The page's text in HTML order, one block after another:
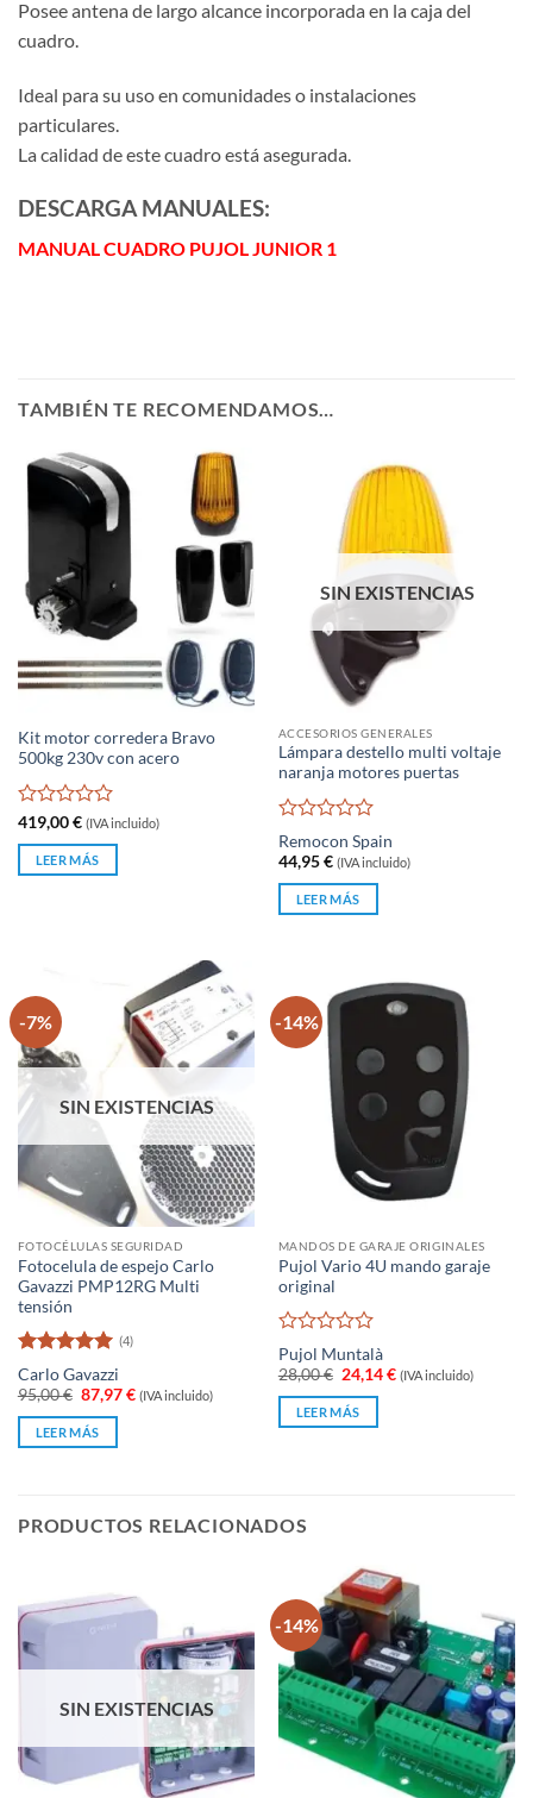
Posee antena de largo alcance incorporada en la caja del
cuadro.
Ideal para su uso en comunidades o instalaciones
particulares.
La calidad de este cuadro está asegurada.
DESCARGA MANUALES:
MANUAL CUADRO PUJOL JUNIOR 1
TAMBIÉN TE RECOMENDAMOS…
Kit motor corredera Bravo
500kg 230v con acero
Valorado
con
de
419,00€ (IVA incluido)
LEER MÁS
SIN EXISTENCIAS
ACCESORIOS GENERALES
Lámpara destello multi voltaje
naranja motores puertas
Valorado
con
0
5
Remocon Spain
44,95€ (IVA incluido)
LEER MÁS
-7%
SIN EXISTENCIAS
FOTOCÉLULAS SEGURIDAD
Fotocelula de espejo Carlo
Gavazzi PMP12RG Multi
tensión
Valorado
con5 de 5
(4)
Carlo Gavazzi
95,00€ El
precio
original
era:
87,97€El
precio
(IVA incluido)
LEER MÁS
-14%
MANDOS DE GARAJE ORIGINALES
Pujol Vario 4U mando garaje
original
Valorado
con
0
5
Pujol Muntalà
28,00€ El
precio
original
era:
24,14€El
precio
(IVA incluido)
LEER MÁS
PRODUCTOS RELACIONADOS
SIN EXISTENCIAS
-14%